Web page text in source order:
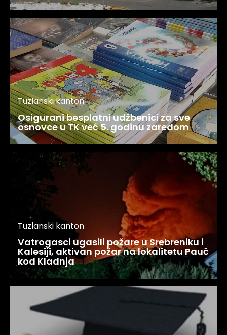
Tuzlanski kanton
Osigurani besplatni udžbenici za sve
osnovce u TK već 5. godinu zaredom
Tuzlanski kanton
Vatrogasci ugasili požare u Srebreniku i
Kalesiji, aktivan požar na lokalitetu Pauč
kod Kladnja